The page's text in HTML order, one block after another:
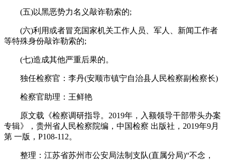
(五)以黑恶势力名义敲诈勒索的;
(六)利用或者冒充国家机关工作人员、军人、新闻工作者
等特殊身份敲诈勒索的;
(七)造成其他严重后果的。
独任检察官：李丹(安顺市镇宁自治县人民检察副检察长)
检察官助理：王鲜艳
原文载《检察调研指导。2019年，入额领导干部带头办案
专辑》，贵州省人民检察院编，中国检察 出版社，2019年9月
第 一版，P108-112。
整理：江苏省苏州市公安局法制支队(直属分局)“不念，